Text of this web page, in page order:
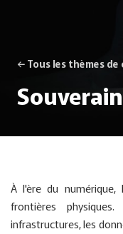
← Tous les thèmes
À l'ère du
frontières
infrastructures, les